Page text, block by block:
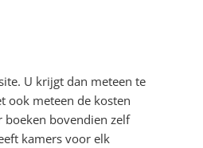
U krijgt dan meteen te
ook meteen de kosten
bovendien zelf
kamers voor elk